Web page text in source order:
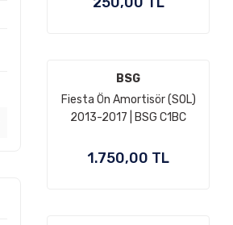
BSG
Fiesta Ön Amortisör (SOL)
2013-2017 | BSG C1BC
1.750,00 TL